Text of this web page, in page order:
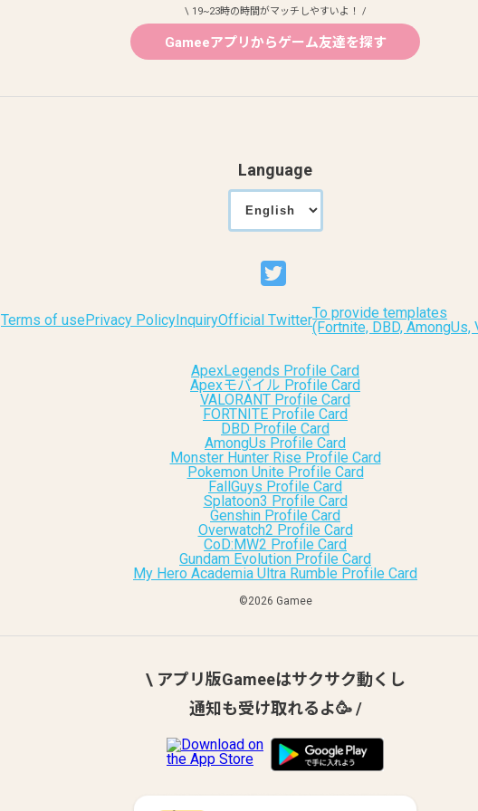
\ 19~23時の時間がマッチしやすいよ！ /
Gameeアプリからゲーム友達を探す
Language
Terms of usePrivacy Policy InquiryOfficial TwitterTo provide templates
(Fortnite, DBD, AmongUs,
ApexLegends Profile Card
Apexモバイル Profile Card
VALORANT Profile Card
FORTNITE Profile Card
DBD Profile Card
AmongUs Profile Card
Monster Hunter Rise Profile Card
Pokemon Unite Profile Card
FallGuys Profile Card
Splatoon3 Profile Card
Genshin Profile Card
Overwatch2 Profile Card
CoD:MW2 Profile Card
Gundam Evolution Profile Card
My Hero Academia Ultra Rumble Profile Card
©︎2026 Gamee
\ アプリ版Gameeはサクサク動くし
通知も受け取れるよ🥳 /